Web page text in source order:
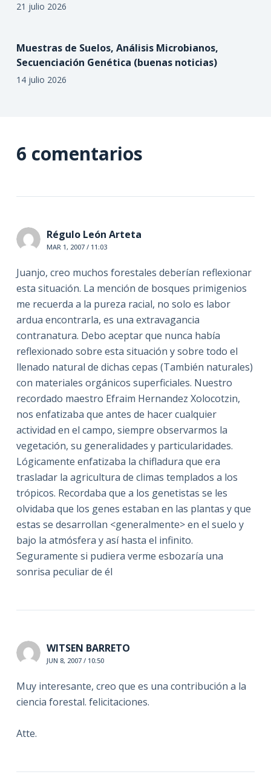
21 julio 2026
Muestras de Suelos, Análisis Microbianos,
Secuenciación Genética (buenas noticias)
14 julio 2026
6 comentarios
Régulo León Arteta
MAR 1, 2007 / 11:03
Juanjo, creo muchos forestales deberían reflexionar
esta situación. La mención de bosques primigenios
me recuerda a la pureza racial, no solo es labor
ardua encontrarla, es una extravagancia
contranatura. Debo aceptar que nunca había
reflexionado sobre esta situación y sobre todo el
llenado natural de dichas cepas (También naturales)
con materiales orgánicos superficiales. Nuestro
recordado maestro Efraim Hernandez Xolocotzin,
nos enfatizaba que antes de hacer cualquier
actividad en el campo, siempre observarmos la
vegetación, su generalidades y particularidades.
Lógicamente enfatizaba la chifladura que era
trasladar la agricultura de climas templados a los
trópicos. Recordaba que a los genetistas se les
olvidaba que los genes estaban en las plantas y que
estas se desarrollan <generalmente> en el suelo y
bajo la atmósfera y así hasta el infinito.
Seguramente si pudiera verme esbozaría una
sonrisa peculiar de él
WITSEN BARRETO
JUN 8, 2007 / 10:50
Muy interesante, creo que es una contribución a la
ciencia forestal. felicitaciones.
Atte.